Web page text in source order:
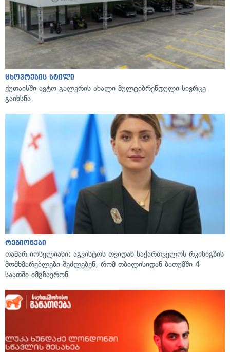
ცხოვრების სტილი
ქუთაისში ავტო გალერის ახალი მულტიბრენდული სივრცე
გაიხსნა
რეგიონები
თამარ იოსელიანი: აგვისტოს თვიდან საქართველოს რკინიგზის
მომხმარებლები შეძლებენ, რომ თბილისიდან ბათუმში 4
საათში იმგზავრონ